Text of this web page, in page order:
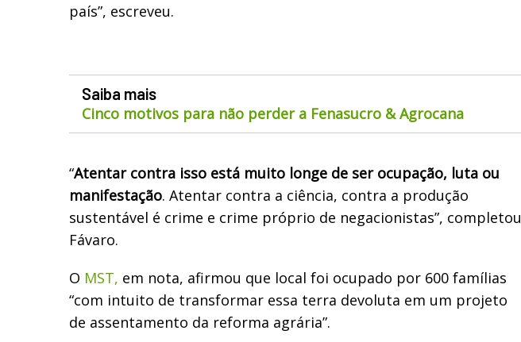
país”, escreveu.
Saiba mais
Cinco motivos para não perder a Fenasucro & Agrocana
“Atentar contra isso está muito longe de ser ocupação, luta ou
manifestação. Atentar contra a ciência, contra a produção
sustentável é crime e crime próprio de negacionistas”, completou
Fávaro.
O MST, em nota, afirmou que local foi ocupado por 600 famílias
“com intuito de transformar essa terra devoluta em um projeto
de assentamento da reforma agrária”.